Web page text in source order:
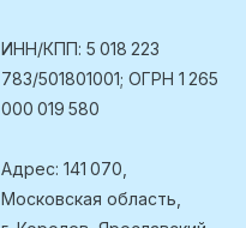
ИНН/КПП: 5 018 223
783/501801001; ОГРН 1 265
000 019 580
Адрес: 141 070,
Московская область,